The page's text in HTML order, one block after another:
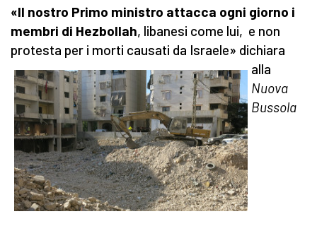
«Il nostro Primo ministro attacca ogni giorno i
membri di Hezbollah, libanesi come lui, e non
protesta per i morti causati da Israele» dichiara
alla
Nuova
Bussola